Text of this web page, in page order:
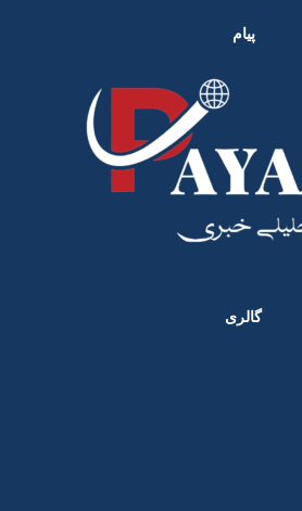
پیام
گالری